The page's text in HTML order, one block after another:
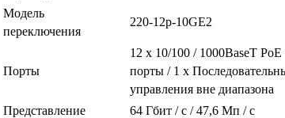
Модель
переключения
220-12p-10GE2
Порты
12 x 10/100 / 1000BaseT
порты / 1 x
управления вне диапазона
Представление
64 Гбит / с / 47,6 Мп / с